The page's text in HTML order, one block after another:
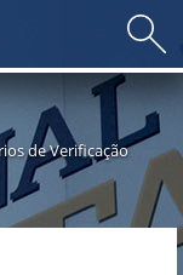
de Verificação